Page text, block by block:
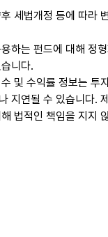
세법개정 등에 따라
하는 펀드에 대해 정
니다.
및 수익률 정보는 투
지연될 수 있습니다.
법적인 책임을 지지